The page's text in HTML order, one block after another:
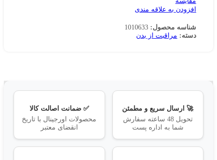
افزودن به علاقه مندی
شناسه محصول: 1010633
دسته: مراقبت از بدن
🚀 ارسال سریع و مطمئن
تحویل 48 ساعته سفارش
شما به اداره پست
✅ ضمانت اصالت کالا
محصولات اورجینال با تاریخ
انقضای معتبر